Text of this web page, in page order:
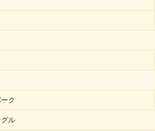
ク
ル